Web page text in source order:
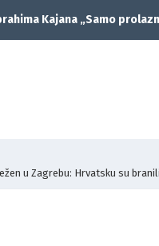
Kajana „Samo
u Zagrebu: Hrvatsku su